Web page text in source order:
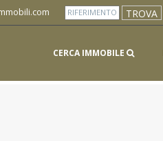
CERCA IMMOBILE